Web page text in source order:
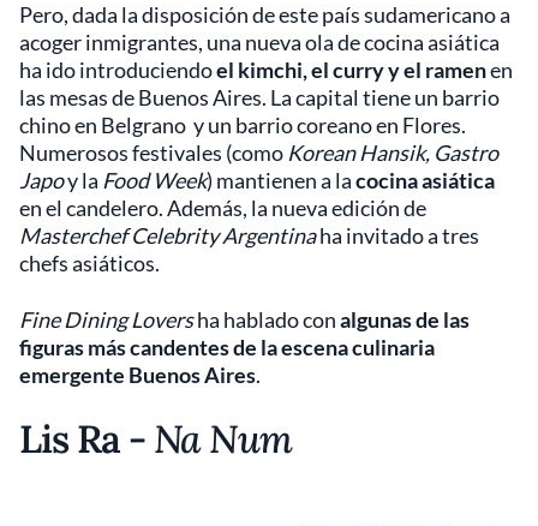
Pero, dada la disposición de este país sudamericano a
acoger inmigrantes, una nueva ola de cocina asiática
ha ido introduciendoel kimchi, el curry y el ramenen
las mesas de Buenos Aires. La capital tiene un barrio
chino en Belgrano y un barrio coreano en Flores.
Numerosos festivales (como Korean Hansik, Gastro
Japoy la Food Week) mantienen a lacocina asiática
en el candelero. Además, la nueva edición de
Masterchef Celebrity Argentinaha invitado a tres
chefs asiáticos.
Fine Dining Loversha hablado conalgunas de las
figuras más candentes de la escena culinaria
emergente Buenos Aires.
Lis Ra -Na Num